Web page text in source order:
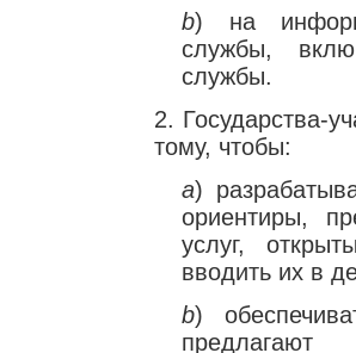
b) на
службы,
службы.
2. Государства-
тому, чтобы:
a)
ориентиры,
услуг,
вводить их в
b)